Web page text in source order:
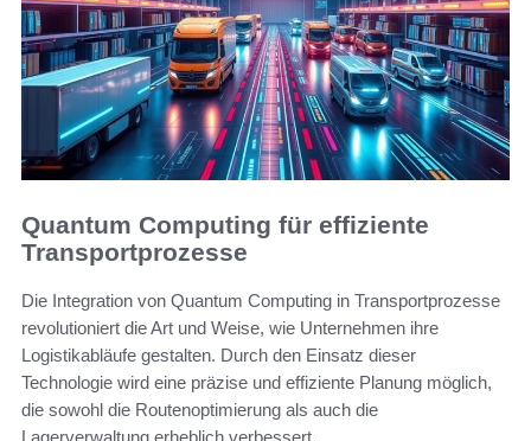
Quantum Computing für effiziente
Transportprozesse
Die Integration von Quantum Computing in Transportprozesse
revolutioniert die Art und Weise, wie Unternehmen ihre
Logistikabläufe gestalten. Durch den Einsatz dieser
Technologie wird eine präzise und effiziente Planung möglich,
die sowohl die Routenoptimierung als auch die
Lagerverwaltung erheblich verbessert.